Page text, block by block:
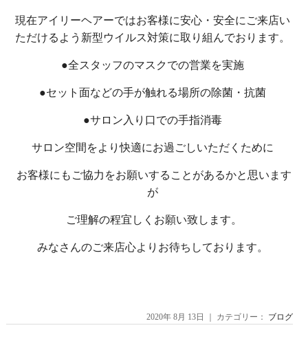
現在アイリーヘアーではお客様に安心・安全にご来店い
ただけるよう新型ウイルス対策に取り組んでおります。
●全スタッフのマスクでの営業を実施
●セット面などの手が触れる場所の除菌・抗菌
●サロン入り口での手指消毒
サロン空間をより快適にお過ごしいただくために
お客様にもご協力をお願いすることがあるかと思います
が
ご理解の程宜しくお願い致します。
みなさんのご来店心よりお待ちしております。
2020年 8月 13日 ｜ カテゴリー： ブログ